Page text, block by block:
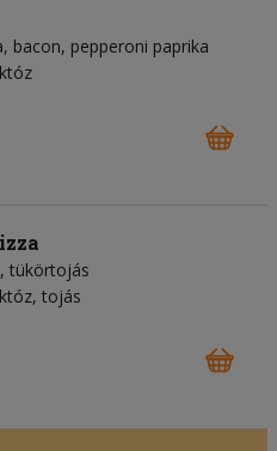
bacon pepperoni paprika
tükörtojás
tojás